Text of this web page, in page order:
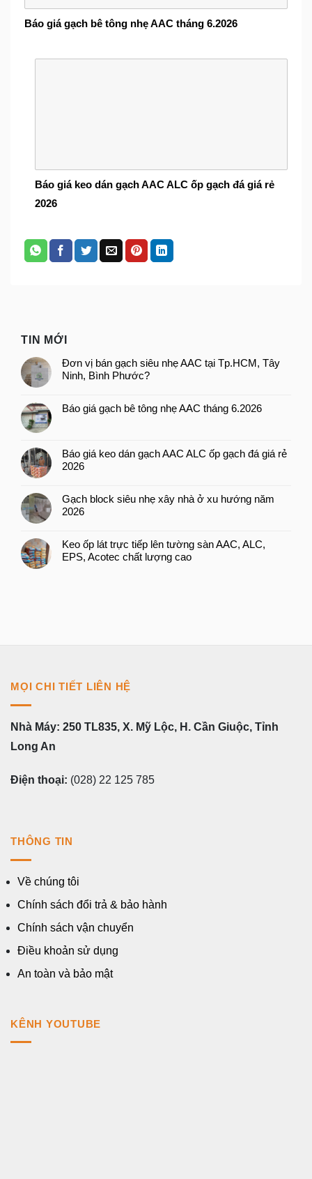
Báo giá gạch bê tông nhẹ AAC tháng 6.2026
Báo giá keo dán gạch AAC ALC ốp gạch đá giá rẻ
2026
TIN MỚI
Đơn vị bán gạch siêu nhẹ AAC tại Tp.HCM, Tây
Ninh, Bình Phước?
Báo giá gạch bê tông nhẹ AAC tháng 6.2026
Báo giá keo dán gạch AAC ALC ốp gạch đá giá rẻ
2026
Gạch block siêu nhẹ xây nhà ở xu hướng năm
2026
Keo ốp lát trực tiếp lên tường sàn AAC, ALC,
EPS, Acotec chất lượng cao
MỌI CHI TIẾT LIÊN HỆ
Nhà Máy: 250 TL835, X. Mỹ Lộc, H. Cần Giuộc, Tỉnh
Long An
Điện thoại: (028) 22 125 785
THÔNG TIN
Về chúng tôi
Chính sách đổi trả & bảo hành
Chính sách vận chuyển
Điều khoản sử dụng
An toàn và bảo mật
KÊNH YOUTUBE